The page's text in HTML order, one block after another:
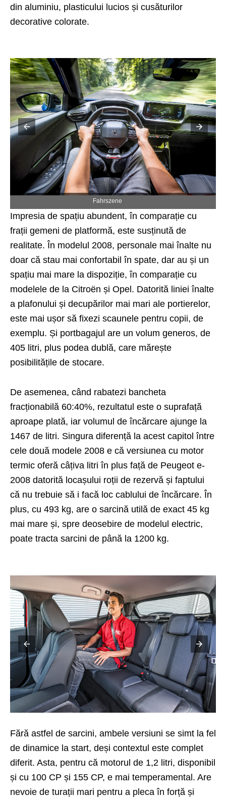
din aluminiu, plasticului lucios și cusăturilor
decorative colorate.
Impresia de spațiu abundent, în comparație cu
frații gemeni de platformă, este susținută de
realitate. În modelul 2008, personale mai înalte nu
doar că stau mai confortabil în spate, dar au și un
spațiu mai mare la dispoziție, în comparație cu
modelele de la Citroën și Opel. Datorită liniei înalte
a plafonului și decupărilor mai mari ale portierelor,
este mai ușor să fixezi scaunele pentru copii, de
exemplu. Și portbagajul are un volum generos, de
405 litri, plus podea dublă, care mărește
posibilitățile de stocare.
De asemenea, când rabatezi bancheta
fracționabilă 60:40%, rezultatul este o suprafață
aproape plată, iar volumul de încărcare ajunge la
1467 de litri. Singura diferență la acest capitol între
cele două modele 2008 e că versiunea cu motor
termic oferă câțiva litri în plus față de Peugeot e-
2008 datorită locașului roții de rezervă și faptului
că nu trebuie să i facă loc cablului de încărcare. În
plus, cu 493 kg, are o sarcină utilă de exact 45 kg
mai mare și, spre deosebire de modelul electric,
poate tracta sarcini de până la 1200 kg.
Fără astfel de sarcini, ambele versiuni se simt la fel
de dinamice la start, deși contextul este complet
diferit. Asta, pentru că motorul de 1,2 litri, disponibil
și cu 100 CP și 155 CP, e mai temperamental. Are
nevoie de turații mari pentru a pleca în forță și